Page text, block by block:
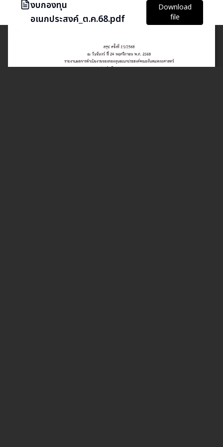
งบกองทุน
อเนกประสงค์_ต.ค.68.pdf
Download
file